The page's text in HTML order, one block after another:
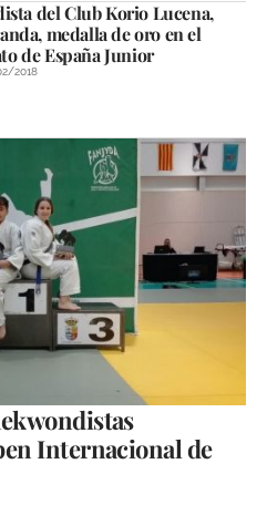
del Club Korio Lucena,
medalla de oro en el
de España Junior
2018
Internacional de